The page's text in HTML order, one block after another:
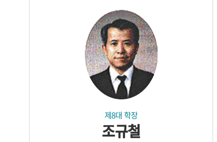
제8대 학장
조규철